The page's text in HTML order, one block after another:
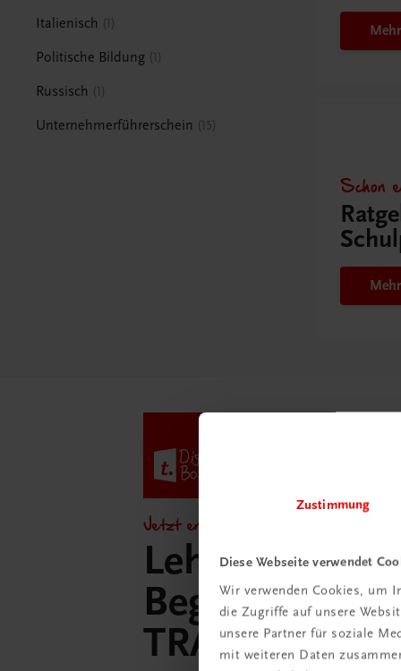
Zustimmung
Diese Webseite verwendet
Wir verwenden Cookies, um
die Zugriffe auf unsere
unsere Partner für soziale
mit weiteren Daten
Italienisch 1
Politische Bildung 1
Russisch 1
Unternehmerführerschein 15
Schon
Jetzt entdecken!
Lehrer/innen-
Begleitpakete
TRAUNER-